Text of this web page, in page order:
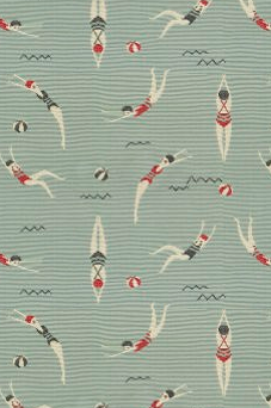
für
Blick ins